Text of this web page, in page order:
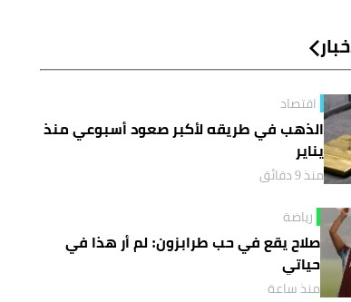
اقتصاد
الذهب في طريقه لأكبر صعود أسبوعي منذ
يناير
منذ 9 دقائق
رياضة
صلاح يقع في حب طرابزون: لم أر هذا في
حياتي
منذ ساعة